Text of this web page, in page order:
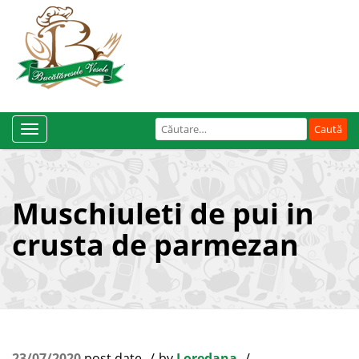
Caută
după:
Toggle
Navigation
Muschiuleti de pui in
crusta de parmezan